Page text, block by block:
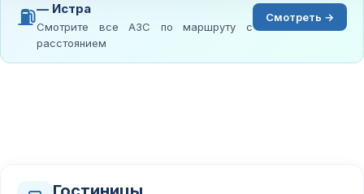
⛽— Истра
Смотрите все АЗС по маршруту с
расстоянием
Смотреть →